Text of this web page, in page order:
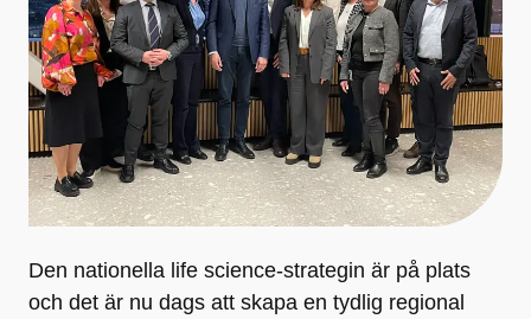
Den nationella life science-strategin är på plats
och det är nu dags att skapa en tydlig regional